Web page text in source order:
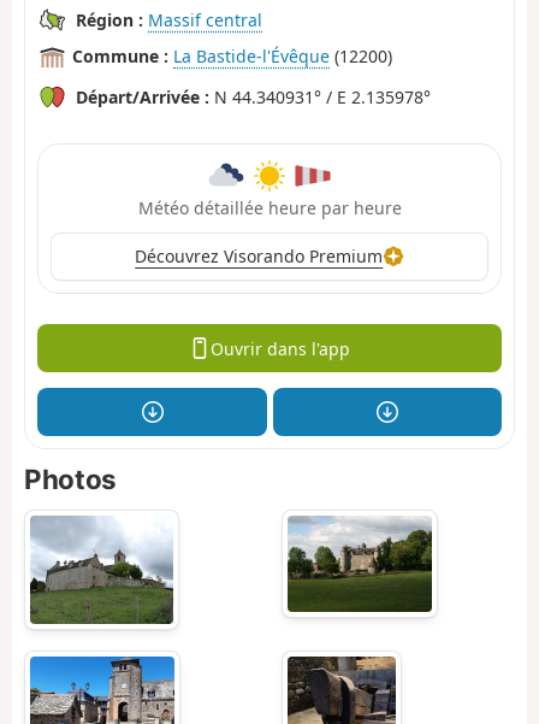
Région : Massif central
Commune : La Bastide-l'Évêque (12200)
Départ/Arrivée : N 44.340931° / E 2.135978°
Météo détaillée heure par heure
Découvrez Visorando Premium
Ouvrir dans l'app
Photos